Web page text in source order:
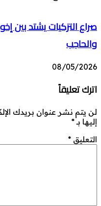
صراع التزكيات يشتد بين
والحاجب
08/05/2026
اترك تعليقاً
لن يتم نشر عنوان بريدك
إليها بـ*
التعليق *